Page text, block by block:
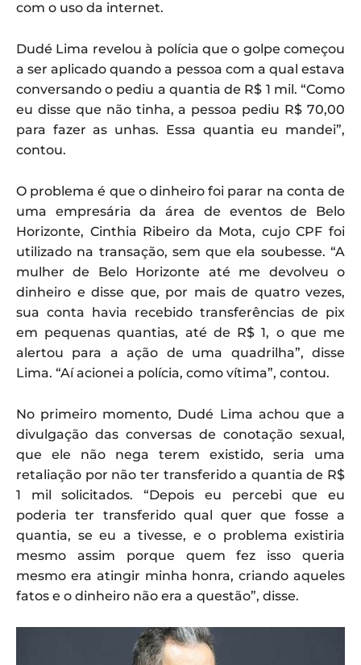
com o uso da internet.
Dudé Lima revelou à polícia que o golpe começou
a ser aplicado quando a pessoa com a qual estava
conversando o pediu a quantia de R$ 1 mil. “Como
eu disse que não tinha, a pessoa pediu R$ 70,00
para fazer as unhas. Essa quantia eu mandei”,
contou.
O problema é que o dinheiro foi parar na conta de
uma empresária da área de eventos de Belo
Horizonte, Cinthia Ribeiro da Mota, cujo CPF foi
utilizado na transação, sem que ela soubesse. “A
mulher de Belo Horizonte até me devolveu o
dinheiro e disse que, por mais de quatro vezes,
sua conta havia recebido transferências de pix
em pequenas quantias, até de R$ 1, o que me
alertou para a ação de uma quadrilha”, disse
Lima. “Aí acionei a polícia, como vítima”, contou.
No primeiro momento, Dudé Lima achou que a
divulgação das conversas de conotação sexual,
que ele não nega terem existido, seria uma
retaliação por não ter transferido a quantia de R$
1 mil solicitados. “Depois eu percebi que eu
poderia ter transferido qual quer que fosse a
quantia, se eu a tivesse, e o problema existiria
mesmo assim porque quem fez isso queria
mesmo era atingir minha honra, criando aqueles
fatos e o dinheiro não era a questão”, disse.